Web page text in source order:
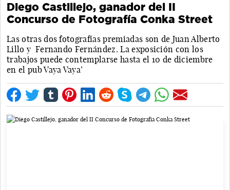
Diego Castillejo, ganador del II
Concurso de Fotografía Conka Street
Las otras dos fotografías premiadas son de Juan Alberto
Lillo y Fernando Fernández. La exposición con los
trabajos puede contemplarse hasta el 10 de diciembre
en el pub Vaya Vaya’